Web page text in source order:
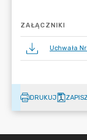
ZAŁĄCZNIKI
Uchwała
DRUKUJ